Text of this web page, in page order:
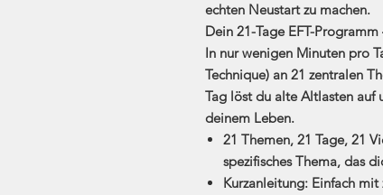
echten Neustart zu machen.
Dein 21-Tage EFT-
In nur wenigen Minuten pro
Technique) an 21 zentralen
Tag löst du alte Altlasten auf
deinem Leben.
21 Themen, 21 Tage, 21
spezifisches Thema, das
Kurzanleitung: Einfach